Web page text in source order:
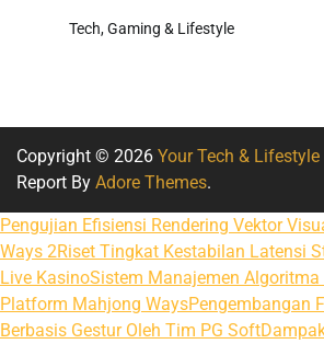
Tech, Gaming & Lifestyle
Copyright © 2026 Your Tech & Lifestyle
Report By Adore Themes.
Pengujian Efisiensi Rendering Vektor
Ways 2Riset Tingkat Kestabilan Latensi
Live KasinoSistem Manajemen Algoritma
Platform Mahjong WaysPengembangan
Berbasis Gestur Oleh Tim PG Soft